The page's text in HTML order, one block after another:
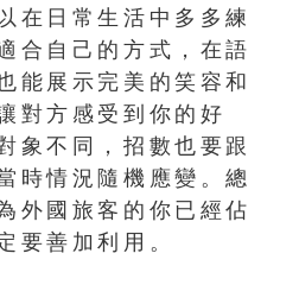
在日常生活中多多練
合自己的方式，在語
能展示完美的笑容和
對方感受到你的好
象不同，招數也要跟
時情況隨機應變。總
外國旅客的你已經佔
要善加利用。